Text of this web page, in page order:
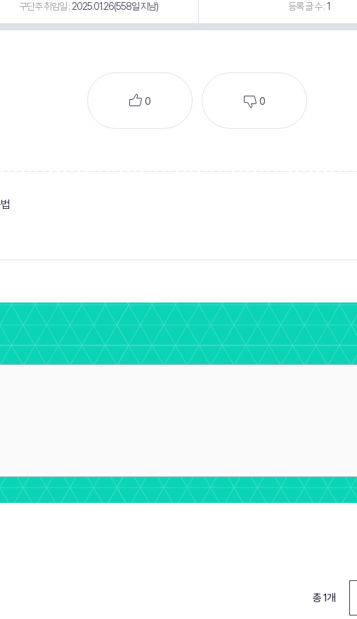
구단주 취임일 : 2025.01.26(558일 지남) 등록 글 수 : 1
0 0
총 1개